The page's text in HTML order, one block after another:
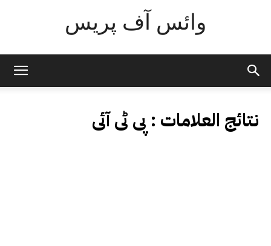
وائس آف پریس
نتائج العلامات : پی ٹی آئی